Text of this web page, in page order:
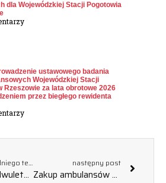
dla Wojewódzkiej Stacji Pogotowia
ustawowego badania
Wojewódzkiej Stacji
Rzeszowie za lata obrotowe 2026
przez biegłego rewidenta
wróć do poprzedniego tematu
Sukcesywna dwuletnia dostawa druków dla Wojewódzkiej Stacji Pogotowia Ratunkowego w Rzeszowie
następny post
Zakup ambulansów na potrzeby realizacji zadań Wojewódzkiej Stacji Pogotowia Ratunkowego w Rzeszowie